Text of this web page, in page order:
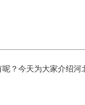
？今天为大家介绍